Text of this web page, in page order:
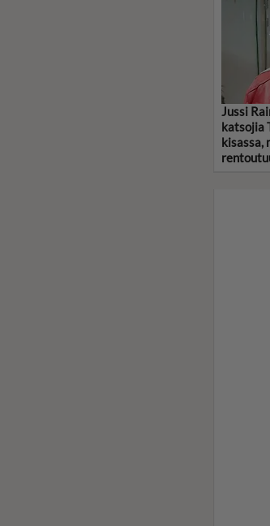
Jussi
katsojia
kisassa,